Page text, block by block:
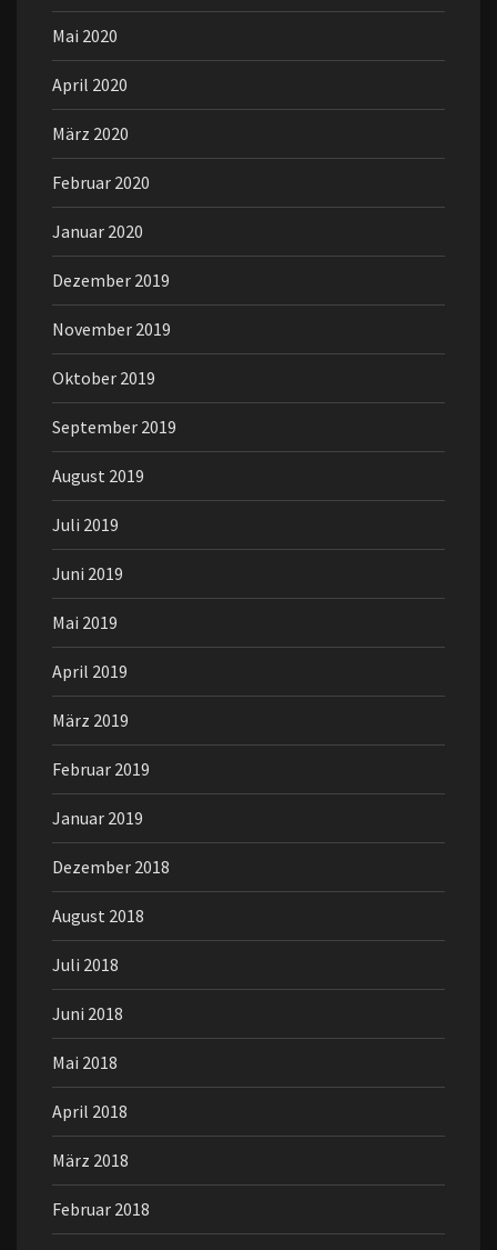
Mai 2020
April 2020
März 2020
Februar 2020
Januar 2020
Dezember 2019
November 2019
Oktober 2019
September 2019
August 2019
Juli 2019
Juni 2019
Mai 2019
April 2019
März 2019
Februar 2019
Januar 2019
Dezember 2018
August 2018
Juli 2018
Juni 2018
Mai 2018
April 2018
März 2018
Februar 2018